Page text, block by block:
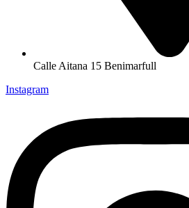
Calle Aitana 15 Benimarfull
Instagram